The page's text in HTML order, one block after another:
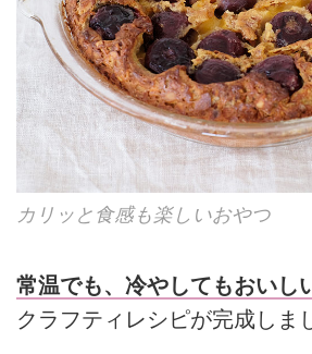
カリッと食感も楽しいおやつ
常温でも、冷やしてもおいし
クラフティレシピが完成しま